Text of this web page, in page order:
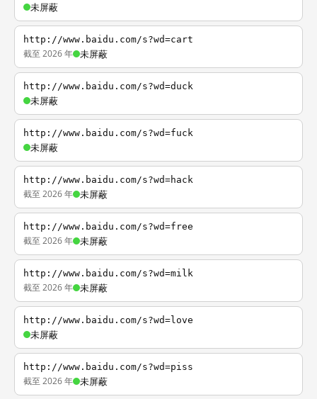
未屏蔽
http://www.baidu.com/s?wd=cart
截至 2026 年 未屏蔽
http://www.baidu.com/s?wd=duck
未屏蔽
http://www.baidu.com/s?wd=fuck
未屏蔽
http://www.baidu.com/s?wd=hack
截至 2026 年 未屏蔽
http://www.baidu.com/s?wd=free
截至 2026 年 未屏蔽
http://www.baidu.com/s?wd=milk
截至 2026 年 未屏蔽
http://www.baidu.com/s?wd=love
未屏蔽
http://www.baidu.com/s?wd=piss
截至 2026 年 未屏蔽